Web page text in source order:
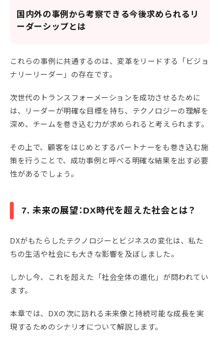
国内外の事例から考察できる今後求められるリ
ーダーシップとは
これらの事例に共通するのは、変革をリードする「ビジョ
ナリーリーダー」の存在です。
次世代のトランスフォーメーションを成功させるために
は、リーダーが明確な目標を持ち、テクノロジーの理解を
深め、チームを巻き込む力が求められると考えられます。
その上で、顧客をはじめとするパートナーをも巻き込む施
策を行うことで、成功事例と呼べる明確な結果を出す必要
性があるでしょう。
7. 未来の展望：DX時代を超えた社会とは？
DXがもたらしたテクノロジーとビジネスの変化は、私た
ちの生活や社会にも大きな影響を及ぼしました。
しかし今、これを超えた「社会全体の進化」が問われてい
ます。
本章では、DXの次に訪れる未来像と持続可能な成長を実
現するためのシナリオについて解説します。